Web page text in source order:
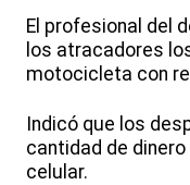
El profesional del
los atracadores
motocicleta con
Indicó que los
cantidad de
celular.